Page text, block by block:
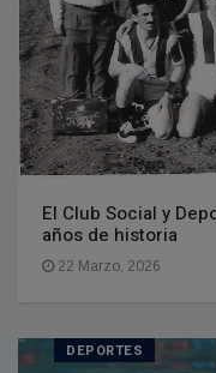
El Club Social y
años de historia
22 Marzo, 2026
DEPORTES